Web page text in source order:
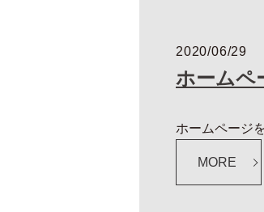
2020/06/29
ホームペ
ホームページ
MORE